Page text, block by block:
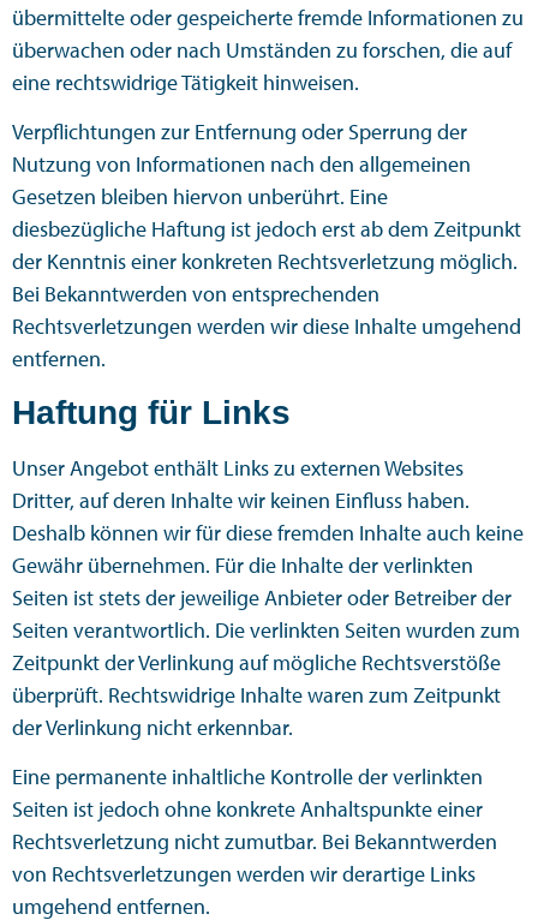
übermittelte oder gespeicherte fremde Informationen zu
überwachen oder nach Umständen zu forschen, die auf
eine rechtswidrige Tätigkeit hinweisen.
Verpflichtungen zur Entfernung oder Sperrung der
Nutzung von Informationen nach den allgemeinen
Gesetzen bleiben hiervon unberührt. Eine
diesbezügliche Haftung ist jedoch erst ab dem Zeitpunkt
der Kenntnis einer konkreten Rechtsverletzung möglich.
Bei Bekanntwerden von entsprechenden
Rechtsverletzungen werden wir diese Inhalte umgehend
entfernen.
Haftung für Links
Unser Angebot enthält Links zu externen Websites
Dritter, auf deren Inhalte wir keinen Einfluss haben.
Deshalb können wir für diese fremden Inhalte auch keine
Gewähr übernehmen. Für die Inhalte der verlinkten
Seiten ist stets der jeweilige Anbieter oder Betreiber der
Seiten verantwortlich. Die verlinkten Seiten wurden zum
Zeitpunkt der Verlinkung auf mögliche Rechtsverstöße
überprüft. Rechtswidrige Inhalte waren zum Zeitpunkt
der Verlinkung nicht erkennbar.
Eine permanente inhaltliche Kontrolle der verlinkten
Seiten ist jedoch ohne konkrete Anhaltspunkte einer
Rechtsverletzung nicht zumutbar. Bei Bekanntwerden
von Rechtsverletzungen werden wir derartige Links
umgehend entfernen.